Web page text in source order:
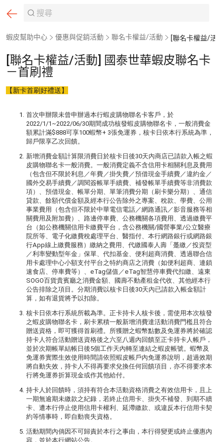
蝦皮幫助中心 優惠與促銷活動 聯名卡權益/活動
[聯名卡權益/活動] 國泰世華蝦皮聯名卡
－首刷禮
【新卡首刷好禮送】
首次申辦限未曾申辦過本行蝦皮購物聯名卡客戶，於
2022/1/1~2022/06/30期間成功核發蝦皮購物聯名卡，一般消費金
額累計滿$888可享100蝦幣+ 3張免運券，核卡日依本行系統為準，
歸戶限享乙次回饋。
新增消費金額計算限消費日於核卡日後30天內商店已請款入帳之蝦
皮購物聯名卡一般消費。一般消費定義不含信用卡相關利息及費用
（包含但不限於利息／年費／掛失費／預借現金手續費／違約金／
國外交易手續費／調閱簽帳單手續費、補發帳單手續費等非消費款
項）、預借現金、帳單分期、單筆消費分期（刷卡樂分期）、通信
貸款、餘額代償金額及經本行公告除外之專案、稅款、學費、公用
事業費用（包含但不限於中華電信電話／網路通訊／影音服務等相
關費用及附加費）、路邊停車費、公務機關各項費用、透過繳費平
台（如公務機關信用卡繳費平台，含公務機關/國營事業/公立醫療
院所等、電子化繳費稅處理平台、醫指付、本行網路銀行或網路銀
行App線上繳費服務）繳納之費用、代繳國泰人壽「躉繳／投資型
／利率變動型年金」保單、代扣基金、便利超商消費、透過聯合信
用卡處理中心小額支付平台之特約商店之消費（如便利超商、連鎖
速食店、停車費等）、eTag儲值／eTag智慧停車費代扣繳、遠東
SOGO百貨貴賓廳之消費金額、國壽不動產租金代收、其他經本行
公告排除之項目。分期消費以核卡日後30天內已請款入帳金額計
算，如有退貨將予以扣除。
核卡日依本行系統所載為準。正卡持卡人核卡後，需使用本次核發
之蝦皮購物聯名卡，刷卡累積一般新增消費達活動消費門檻且符合
贈送資格，即可獲得首刷禮。所獲贈之蝦幣點數及免運券將於確認
持卡人符合活動贈送資格後之六至八週內回饋至正卡持卡人帳戶，
並於次期帳單結帳日後5個工作天內轉至連結之蝦皮帳號。蝦幣及
免運券實際生效使用時間請依照蝦皮帳戶內免運券說明，超過效期
將自動失效，持卡人不得再要求兌換任何回饋項目，亦不得要求本
行將免運券折算現金或作其他給付。
持卡人於回饋時，須持有符合本活動資格消費之有效信用卡，且上
一期無逾期未繳款之紀錄，若終止信用卡、掛失不補發、到期不續
卡、遭本行停止使用信用卡權利、延滯繳款、或違反本行信用卡契
約等情事時，即自動喪失資格。
活動期間內倘因不可歸責於本行之事由，本行得變更或終止優惠內
容，並於本行網站公告。